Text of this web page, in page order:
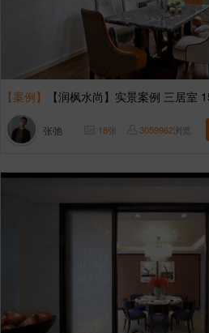
【案例】 【润枫水尚】实景案例 三居室
张弛 18张 3059962浏览